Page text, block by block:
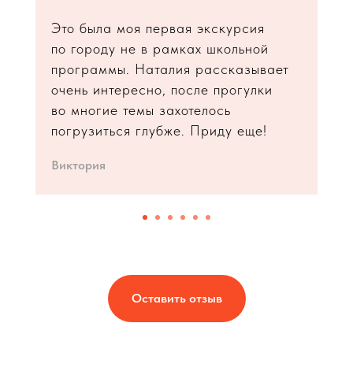
Это была моя первая экскурсия
по городу не в рамках школьной
программы. Наталия рассказывает
очень интересно, после прогулки
во многие темы захотелось
погрузиться глубже. Приду еще!
Виктория
Оставить отзыв